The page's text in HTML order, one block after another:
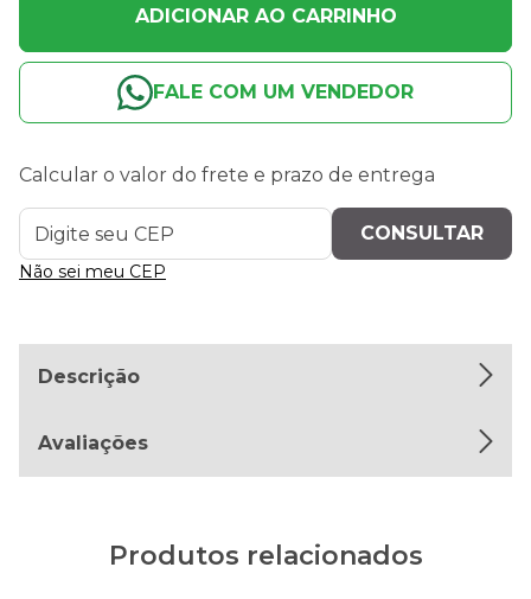
ADICIONAR AO CARRINHO
FALE COM UM VENDEDOR
Calcular o valor do frete e prazo de entrega
Não sei meu CEP
Descrição
Avaliações
Produtos relacionados